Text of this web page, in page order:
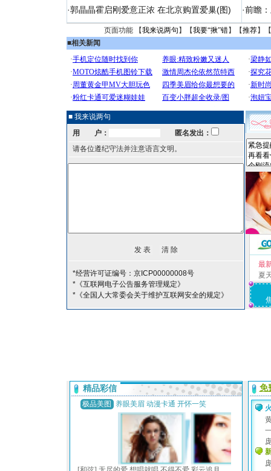
·郭晶晶霍启刚爱意正浓 在北京购置爱巢(图)
·前瞻
页面功能 【我来说两句 】【我要“揪”错】【推荐】
■相关新闻
■ 我来说两句
用 户：
匿名发出：
请各位遵纪守法并注意语言文明。
*经营许可证编号：京ICP00000008号
*《互联网电子公告服务管理规定》
*《全国人大常委会关于维护互联网安全的规定》
最
夏